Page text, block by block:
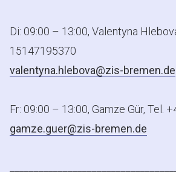
Di: 09:00 – 13:00, Valentyna
15147195370
valentyna.hlebova@zis-bremen.de
Fr: 09:00 – 13:00, Gamze Gür, Tel.
gamze.guer@zis-bremen.de